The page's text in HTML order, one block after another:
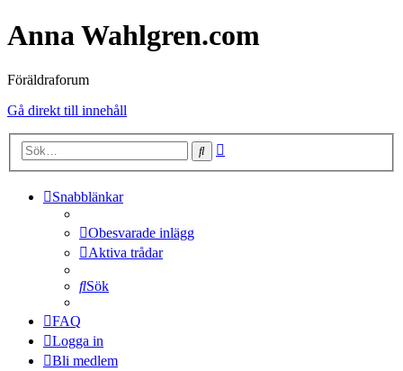
Anna Wahlgren.com
Föräldraforum
Gå direkt till innehåll
Sök
Snabblänkar
Obesvarade inlägg
Aktiva trådar
Sök
FAQ
Logga in
Bli medlem